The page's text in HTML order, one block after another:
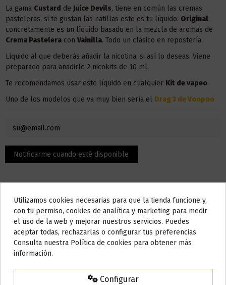
La gama Custard de Juice Devils, tiene en común las cremas
pasteleras, si te gustan las natillas este es tu líquido. Original,
concretamente es un líquido basado en la mezcla de aromas de
Crema Pasteleracon Vainilla. Todo un clásico en repostería.
Líquido al que deberás añadir la nicotina, si así lo deseas. Viene
preparado para añadirle 2 nicokits de 10 ml.
Te recomendamos usar este líquido en cualquier Kit de vapeo.
Uno de los modelos que va muy bien sería el Drag 3 de Voopoo
Descripción
El contenido son 100 ml, pero la botella admite hasta 120 ml,
Do not show again.
AVISO IMPORTANTE
Nos tomamos unos días
Utilizamos cookies necesarias para que la tienda funcione y,
con tu permiso, cookies de analítica y marketing para medir
el uso de la web y mejorar nuestros servicios. Puedes
aceptar todas, rechazarlas o configurar tus preferencias.
Consulta nuestra Política de cookies para obtener más
información.
Configurar